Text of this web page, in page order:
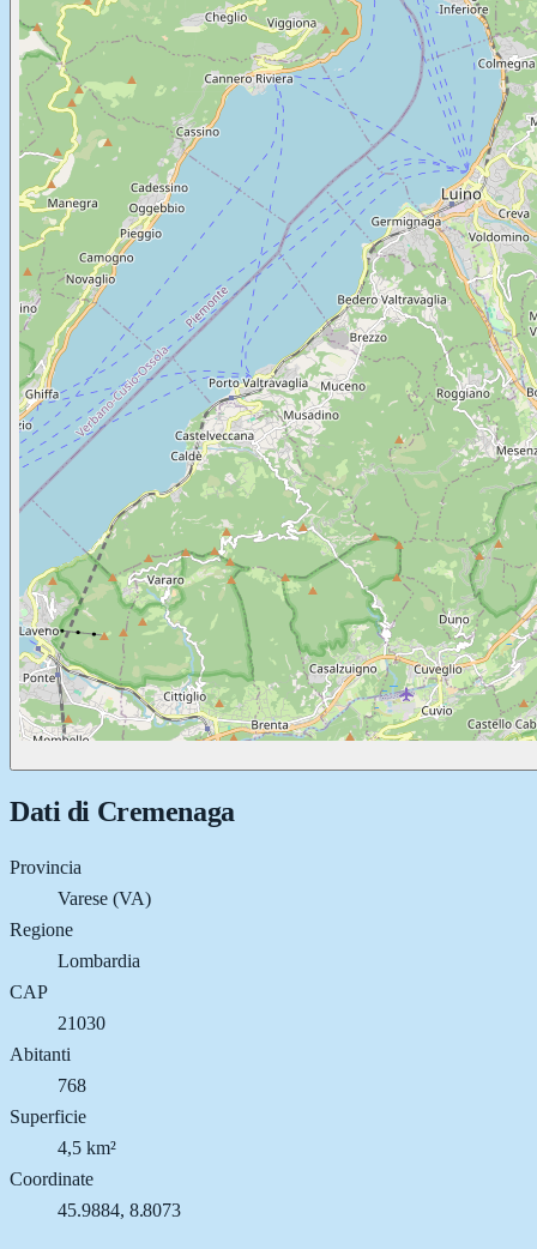
Dati di Cremenaga
Provincia
Varese (VA)
Regione
Lombardia
CAP
21030
Abitanti
768
Superficie
4,5 km²
Coordinate
45.9884, 8.8073